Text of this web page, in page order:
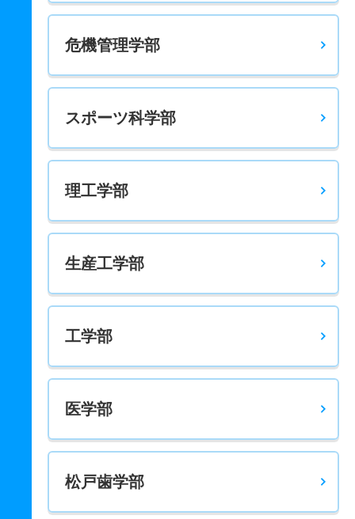
危機管理学部
スポーツ科学部
理工学部
生産工学部
工学部
医学部
松戸歯学部